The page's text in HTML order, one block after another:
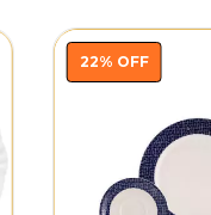
22% OFF